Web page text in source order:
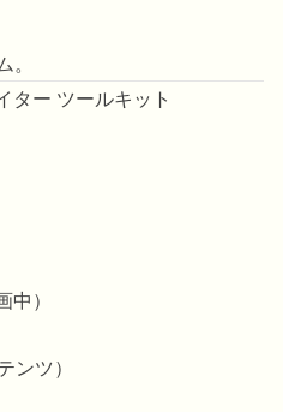
ター ツールキット
）
ンツ）